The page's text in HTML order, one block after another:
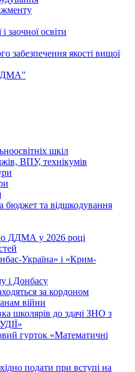
заочної освіти
забезпечення якості вищої
шкіл
ВПУ, технікумів
бюджет та відшкодування
ДДМА у 2026 році
Україна» і «Крим-
і Донбасу
за кордоном
війни
школярів до здачі ЗНО з
гурток «Математичні
подати при вступі на